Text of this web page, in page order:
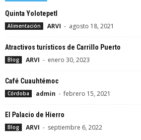
Quinta Yolotepetl
Alimentación ARVI - agosto 18, 2021
Atractivos turísticos de Carrillo Puerto
Blog ARVI - enero 30, 2023
Café Cuauhtémoc
Córdoba admin - febrero 15, 2021
El Palacio de Hierro
Blog ARVI - septiembre 6, 2022